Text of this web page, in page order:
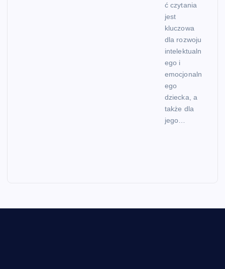
ć czytania
jest
kluczowa
dla rozwoju
intelektualn
ego i
emocjonaln
ego
dziecka, a
także dla
jego…